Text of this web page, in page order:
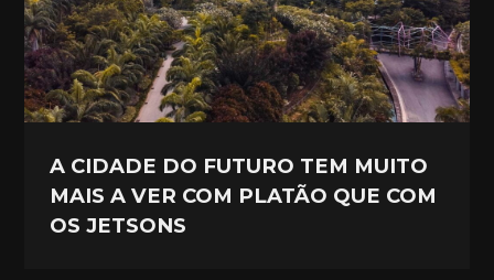
A CIDADE DO FUTURO TEM MUITO
MAIS A VER COM PLATÃO QUE COM
OS JETSONS